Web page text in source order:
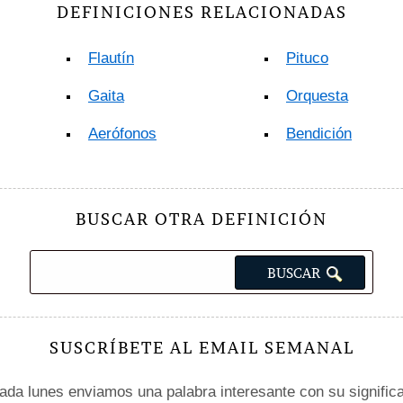
DEFINICIONES RELACIONADAS
Flautín
Gaita
Aerófonos
Pituco
Orquesta
Bendición
BUSCAR OTRA DEFINICIÓN
SUSCRÍBETE AL EMAIL SEMANAL
lunes enviamos una palabra interesante con su